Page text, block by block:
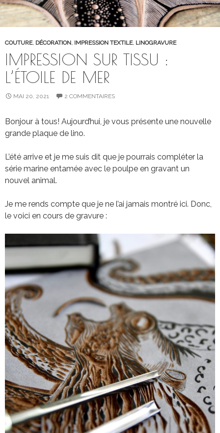
COUTURE, DÉCORATION, IMPRESSION TEXTILE, LINOGRAVURE
IMPRESSION SUR TISSU :
L’ÉTOILE DE MER
MAI 20, 2021 2 COMMENTAIRES
Bonjour à tous! Aujourd’hui, je vous présente une nouvelle
grande plaque de lino.
L’été arrive et je me suis dit que je pourrais compléter la
série marine entamée avec le poulpe en gravant un
nouvel animal.
Je me rends compte que je ne l’ai jamais montré ici. Donc,
le voici en cours de gravure :